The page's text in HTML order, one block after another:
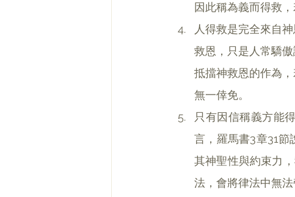
因此稱為義而得救
人得救是完全來自
救恩，只是人常驕
抵擋神救恩的作為
無一倖免。
只有因信稱義方能
言，羅馬書3章31節
其神聖性與約束力
法，會將律法中無